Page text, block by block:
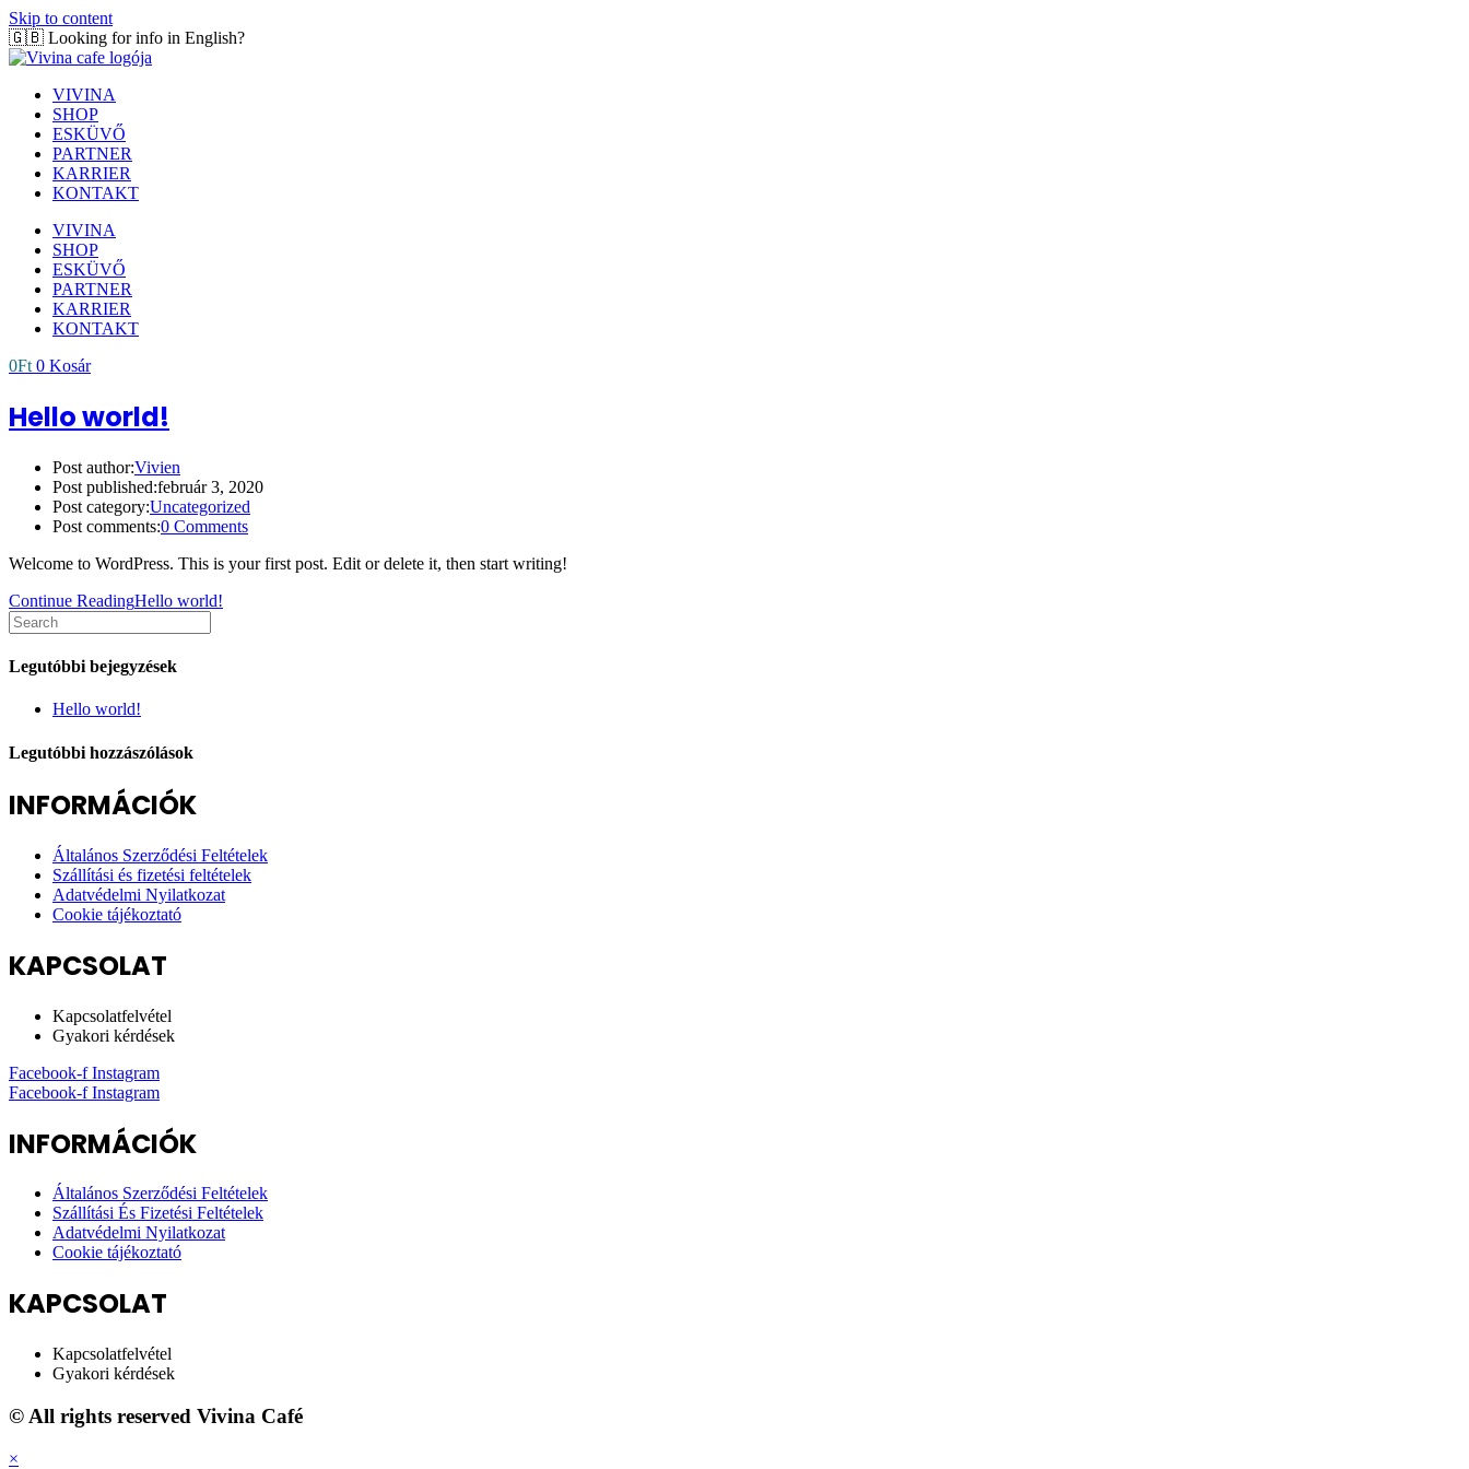
Skip to content
🇬🇧 Looking for info in English?
VIVINA
SHOP
ESKÜVŐ
PARTNER
KARRIER
KONTAKT
VIVINA
SHOP
ESKÜVŐ
PARTNER
KARRIER
KONTAKT
0Ft 0 Kosár
Hello world!
Post author:Vivien
Post published:február 3, 2020
Post category:Uncategorized
Post comments:0 Comments
Welcome to WordPress. This is your first post. Edit or delete it, then start writing!
Continue ReadingHello world!
Legutóbbi bejegyzések
Hello world!
Legutóbbi hozzászólások
INFORMÁCIÓK
Általános Szerződési Feltételek
Szállítási és fizetési feltételek
Adatvédelmi Nyilatkozat
Cookie tájékoztató
KAPCSOLAT
Kapcsolatfelvétel
Gyakori kérdések
Facebook-f Instagram
Facebook-f Instagram
INFORMÁCIÓK
Általános Szerződési Feltételek
Szállítási És Fizetési Feltételek
Adatvédelmi Nyilatkozat
Cookie tájékoztató
KAPCSOLAT
Kapcsolatfelvétel
Gyakori kérdések
© All rights reserved Vivina Café
×